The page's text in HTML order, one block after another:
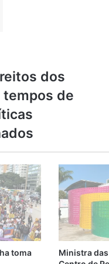
dos
de
toma
Ministra